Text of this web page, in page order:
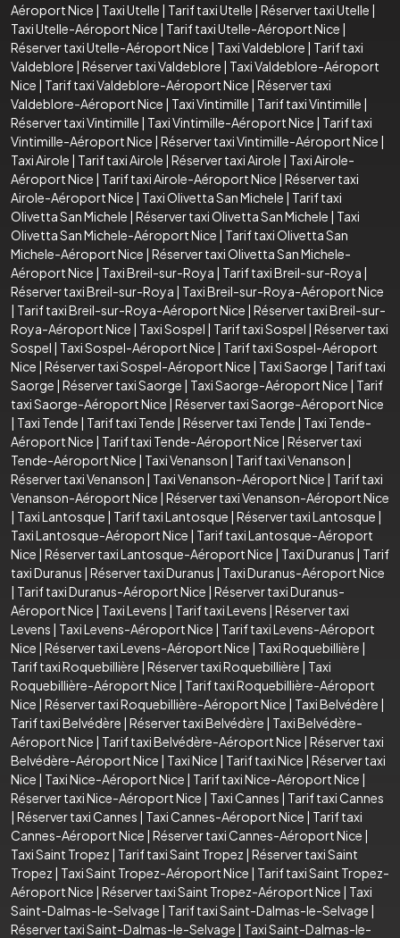
Aéroport Nice | Taxi Utelle | Tarif taxi Utelle | Réserver taxi Utelle |
Taxi Utelle-Aéroport Nice | Tarif taxi Utelle-Aéroport Nice |
Réserver taxi Utelle-Aéroport Nice | Taxi Valdeblore | Tarif taxi
Valdeblore | Réserver taxi Valdeblore | Taxi Valdeblore-Aéroport
Nice | Tarif taxi Valdeblore-Aéroport Nice | Réserver taxi
Valdeblore-Aéroport Nice | Taxi Vintimille | Tarif taxi Vintimille |
Réserver taxi Vintimille | Taxi Vintimille-Aéroport Nice | Tarif taxi
Vintimille-Aéroport Nice | Réserver taxi Vintimille-Aéroport Nice |
Taxi Airole | Tarif taxi Airole | Réserver taxi Airole | Taxi Airole-
Aéroport Nice | Tarif taxi Airole-Aéroport Nice | Réserver taxi
Airole-Aéroport Nice | Taxi Olivetta San Michele | Tarif taxi
Olivetta San Michele | Réserver taxi Olivetta San Michele | Taxi
Olivetta San Michele-Aéroport Nice | Tarif taxi Olivetta San
Michele-Aéroport Nice | Réserver taxi Olivetta San Michele-
Aéroport Nice | Taxi Breil-sur-Roya | Tarif taxi Breil-sur-Roya |
Réserver taxi Breil-sur-Roya | Taxi Breil-sur-Roya-Aéroport Nice
| Tarif taxi Breil-sur-Roya-Aéroport Nice | Réserver taxi Breil-sur-
Roya-Aéroport Nice | Taxi Sospel | Tarif taxi Sospel | Réserver taxi
Sospel | Taxi Sospel-Aéroport Nice | Tarif taxi Sospel-Aéroport
Nice | Réserver taxi Sospel-Aéroport Nice | Taxi Saorge | Tarif taxi
Saorge | Réserver taxi Saorge | Taxi Saorge-Aéroport Nice | Tarif
taxi Saorge-Aéroport Nice | Réserver taxi Saorge-Aéroport Nice
| Taxi Tende | Tarif taxi Tende | Réserver taxi Tende | Taxi Tende-
Aéroport Nice | Tarif taxi Tende-Aéroport Nice | Réserver taxi
Tende-Aéroport Nice | Taxi Venanson | Tarif taxi Venanson |
Réserver taxi Venanson | Taxi Venanson-Aéroport Nice | Tarif taxi
Venanson-Aéroport Nice | Réserver taxi Venanson-Aéroport Nice
| Taxi Lantosque | Tarif taxi Lantosque | Réserver taxi Lantosque |
Taxi Lantosque-Aéroport Nice | Tarif taxi Lantosque-Aéroport
Nice | Réserver taxi Lantosque-Aéroport Nice | Taxi Duranus | Tarif
taxi Duranus | Réserver taxi Duranus | Taxi Duranus-Aéroport Nice
| Tarif taxi Duranus-Aéroport Nice | Réserver taxi Duranus-
Aéroport Nice | Taxi Levens | Tarif taxi Levens | Réserver taxi
Levens | Taxi Levens-Aéroport Nice | Tarif taxi Levens-Aéroport
Nice | Réserver taxi Levens-Aéroport Nice | Taxi Roquebillière |
Tarif taxi Roquebillière | Réserver taxi Roquebillière | Taxi
Roquebillière-Aéroport Nice | Tarif taxi Roquebillière-Aéroport
Nice | Réserver taxi Roquebillière-Aéroport Nice | Taxi Belvédère |
Tarif taxi Belvédère | Réserver taxi Belvédère | Taxi Belvédère-
Aéroport Nice | Tarif taxi Belvédère-Aéroport Nice | Réserver taxi
Belvédère-Aéroport Nice | Taxi Nice | Tarif taxi Nice | Réserver taxi
Nice | Taxi Nice-Aéroport Nice | Tarif taxi Nice-Aéroport Nice |
Réserver taxi Nice-Aéroport Nice | Taxi Cannes | Tarif taxi Cannes
| Réserver taxi Cannes | Taxi Cannes-Aéroport Nice | Tarif taxi
Cannes-Aéroport Nice | Réserver taxi Cannes-Aéroport Nice |
Taxi Saint Tropez | Tarif taxi Saint Tropez | Réserver taxi Saint
Tropez | Taxi Saint Tropez-Aéroport Nice | Tarif taxi Saint Tropez-
Aéroport Nice | Réserver taxi Saint Tropez-Aéroport Nice | Taxi
Saint-Dalmas-le-Selvage | Tarif taxi Saint-Dalmas-le-Selvage |
Réserver taxi Saint-Dalmas-le-Selvage | Taxi Saint-Dalmas-le-